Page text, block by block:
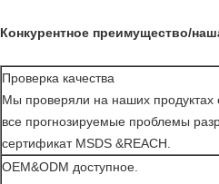
Конкурентное преимущество/
Проверка качества
Мы проверяли на наших продуктах
все прогнозируемые проблемы
сертификат MSDS &REACH.
OEM&ODM доступное.